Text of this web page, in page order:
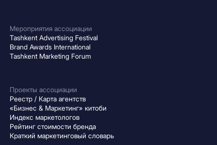
Мероприятия ассоциации
Tashkent Advertising Festival
Brand Awards International
Tashkent Marketing Forum
Проекты ассоциации
Реестр / Карта агентств
«Бизнес & Маркетинг» китоби
Индекс маркетологов
Рейтинг стоимости бренда
Краткий маркетинговый словарь